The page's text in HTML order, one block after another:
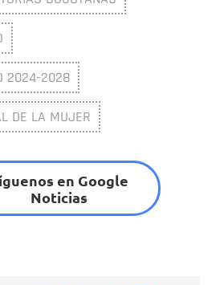
2024-2028
DE LA MUJER
en Google
Noticias